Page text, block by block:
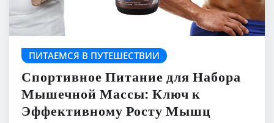
ПИТАЕМСЯ В ПУТЕШЕСТВИИ
Спортивное Питание для Набора
Мышечной Массы: Ключ к
Эффективному Росту Мышц